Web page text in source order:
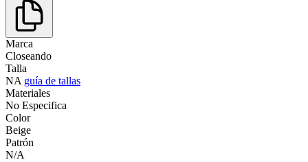
Marca
Closeando
Talla
NA guía de tallas
Materiales
No Especifica
Color
Beige
Patrón
N/A